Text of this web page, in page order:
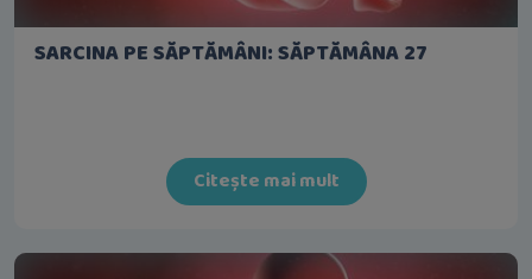
SARCINA PE SĂPTĂMÂNI: SĂPTĂMÂNA 27
Citește mai mult